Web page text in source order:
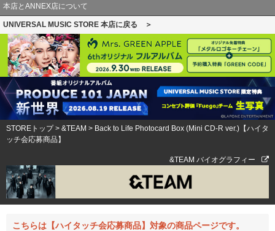
本店とANNEX店について
UNIVERSAL MUSIC STORE 本店に戻る ＞
STOREトップ> &TEAM > Back to Life Photocard Box (Mini CD-R ver.)【ハイタ
ッチ会応募商品】
&TEAM バイオグラフィー
こちらは【ハイタッチ会応募商品】対象の商品ページです。